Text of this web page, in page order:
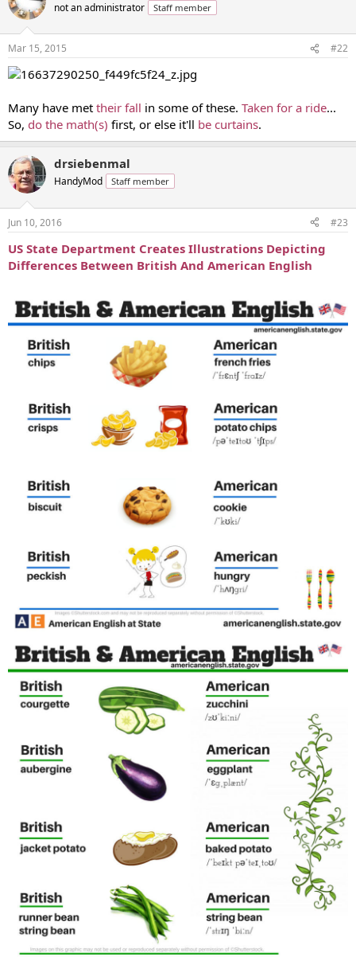
not an administrator Staff member
Mar 15, 2015 #22
Many have met their fall in some of these. Taken for a ride...
So, do the math(s) first, or else it'll be curtains.
drsiebenmal
HandyMod Staff member
Jun 10, 2016 #23
US State Department Creates Illustrations Depicting
Differences Between British And American English